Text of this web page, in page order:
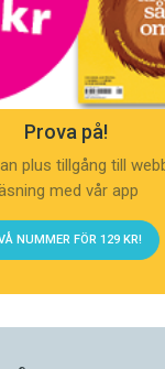
Prova på!
plus tillgång till
med vår app
NUMMER FÖR 129 KR!